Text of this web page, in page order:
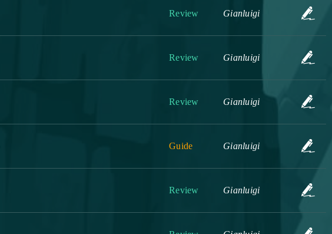
Review Gianluigi
Review Gianluigi
Review Gianluigi
Guide Gianluigi
Review Gianluigi